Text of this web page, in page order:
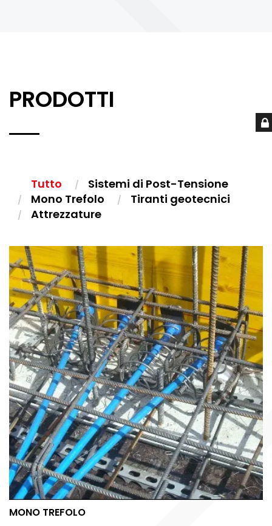
PRODOTTI
Tutto
Sistemi di Post-Tensione
Mono Trefolo
Tiranti geotecnici
Attrezzature
MONO TREFOLO
MONO TREFOLO